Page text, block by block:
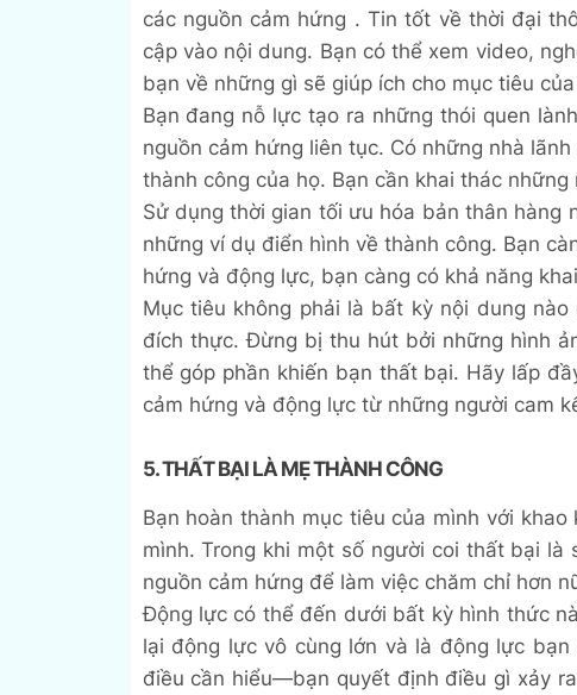
các nguồn cảm hứng . Tin tốt về thời đại
cập vào nội dung. Bạn có thể xem video,
bạn về những gì sẽ giúp ích cho mục tiêu
Bạn đang nỗ lực tạo ra những thói quen
nguồn cảm hứng liên tục. Có những nhà
thành công của họ. Bạn cần khai thác
Sử dụng thời gian tối ưu hóa bản thân hàng
những ví dụ điển hình về thành công. Bạn
hứng và động lực, bạn càng có khả năng
Mục tiêu không phải là bất kỳ nội dung
đích thực. Đừng bị thu hút bởi những hình
thể góp phần khiến bạn thất bại. Hãy lấp
cảm hứng và động lực từ những người cam
5. THẤT BẠI LÀ MẸ THÀNH CÔNG
Bạn hoàn thành mục tiêu của mình với
mình. Trong khi một số người coi thất bại
nguồn cảm hứng để làm việc chăm chỉ hơn
Động lực có thể đến dưới bất kỳ hình thức
lại động lực vô cùng lớn và là động lực
điều cần hiểu—bạn quyết định điều gì xảy